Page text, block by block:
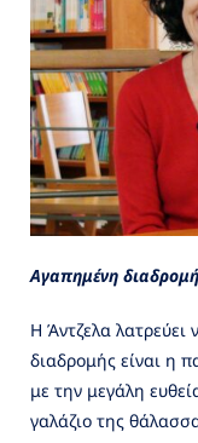
Αγαπημένη
Η Άντζελα
διαδρομής είναι η
με την μεγάλη
γαλάζιο της